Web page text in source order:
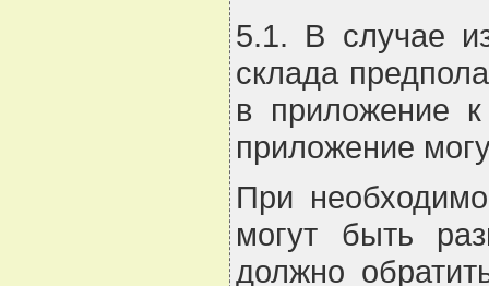
5.1. В случае
склада
в приложение
приложение
При
могут быть
должно